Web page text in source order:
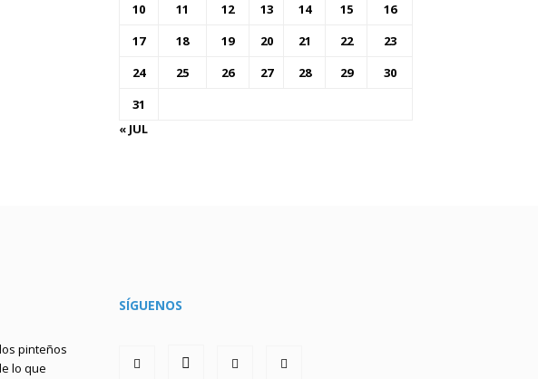
10
11 12 13 14 15
16
17
18 19 20 21 22
23
24
25 26 27 28 29
30
31
« JUL
pinteños
lo que
SÍGUENOS